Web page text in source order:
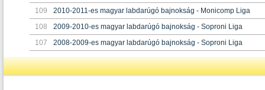
109
2010-2011-es magyar labdarúgó bajnokság - Monicomp Liga
108
2009-2010-es magyar labdarúgó bajnokság - Soproni Liga
107
2008-2009-es magyar labdarúgó bajnokság - Soproni Liga